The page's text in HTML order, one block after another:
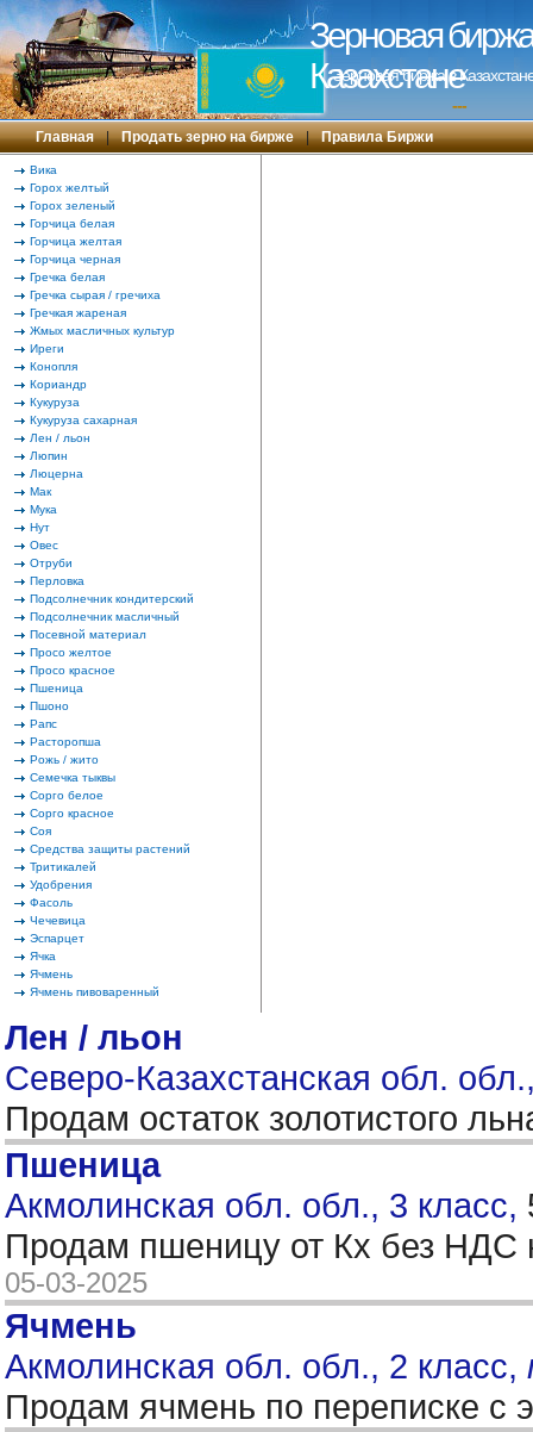
Зерновая
Казахстане
Зерновая биржа в
---
Главная | Продать зерно на бирже | Правила Биржи
Вика
Горох желтый
Горох зеленый
Горчица белая
Горчица желтая
Горчица черная
Гречка белая
Гречка сырая / гречиха
Гречкая жареная
Жмых масличных культур
Иреги
Конопля
Кориандр
Кукуруза
Кукуруза сахарная
Лен / льон
Люпин
Люцерна
Мак
Мука
Нут
Овес
Отруби
Перловка
Подсолнечник кондитерский
Подсолнечник масличный
Посевной материал
Просо желтое
Просо красное
Пшеница
Пшоно
Рапс
Расторопша
Рожь / жито
Семечка тыквы
Сорго белое
Сорго красное
Соя
Средства защиты растений
Тритикалей
Удобрения
Фасоль
Чечевица
Эспарцет
Ячка
Ячмень
Ячмень пивоваренный
Лен / льон
Северо-Казахстанская обл.
Продам остаток золотистого
Пшеница
Акмолинская обл. обл., 3 класс,
Продам пшеницу от Кх без НДС
05-03-2025
Ячмень
Акмолинская обл. обл., 2 класс,
Продам ячмень по переписке с